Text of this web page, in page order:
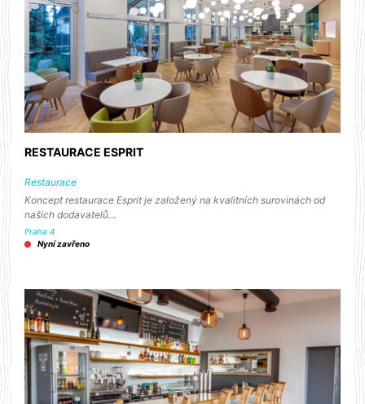
RESTAURACE ESPRIT
Restaurace
Koncept restaurace Esprit je založený na kvalitních surovinách od
našich dodavatelů…
Praha 4
Nyní zavřeno